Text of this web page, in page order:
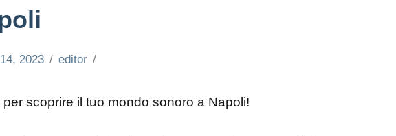
2023 editor
scoprire il tuo mondo sonoro a Napoli!